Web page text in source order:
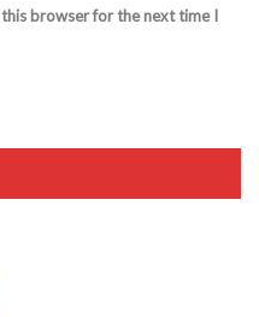
browser for the next time I